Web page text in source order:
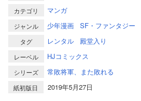
カテゴリ マンガ
ジャンル 少年漫画 SF・ファンタジー
タグ レンタル 殿堂入り
レーベル HJコミックス
シリーズ 常敗将軍、また敗れる
紙初版日
2019年5月27日